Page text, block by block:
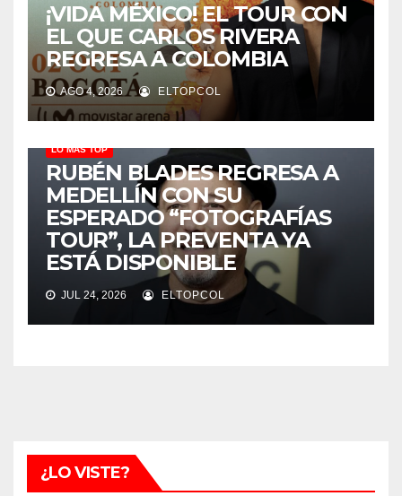
¡VIDA MÉXICO! EL TOUR CON
EL QUE CARLOS RIVERA
REGRESA A COLOMBIA
AGO 4, 2026 ELTOPCOL
LO MÁS TOP
RUBÉN BLADES REGRESA A
MEDELLÍN CON SU
ESPERADO “FOTOGRAFÍAS
TOUR”, LA PREVENTA YA
ESTÁ DISPONIBLE
JUL 24, 2026 ELTOPCOL
¿LO VISTE?